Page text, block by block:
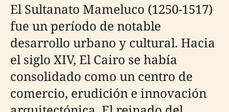
El Sultanato Mameluco (1250-1517)
fue un período de notable
desarrollo urbano y cultural. Hacia
el siglo XIV, El Cairo se había
consolidado como un centro de
comercio, erudición e innovación